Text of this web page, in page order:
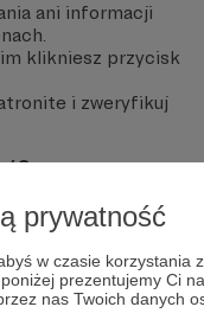
prywatność
w czasie korzystania
prezentujemy Ci
nas Twoich danych
ani informacji
klikniesz przycisk
i zweryfikuj